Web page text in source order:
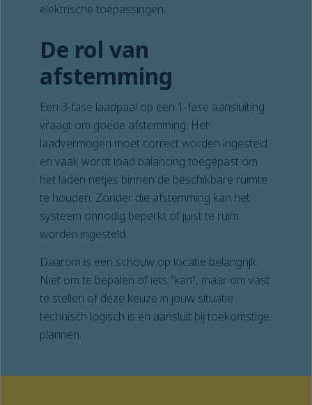
elektrische toepassingen.
De rol van
afstemming
Een 3-fase laadpaal op een 1-fase aansluiting
vraagt om goede afstemming. Het
laadvermogen moet correct worden ingesteld
en vaak wordt load balancing toegepast om
het laden netjes binnen de beschikbare ruimte
te houden. Zonder die afstemming kan het
systeem onnodig beperkt of juist te ruim
worden ingesteld.
Daarom is een schouw op locatie belangrijk.
Niet om te bepalen of iets “kan”, maar om vast
te stellen of deze keuze in jouw situatie
technisch logisch is en aansluit bij toekomstige
plannen.